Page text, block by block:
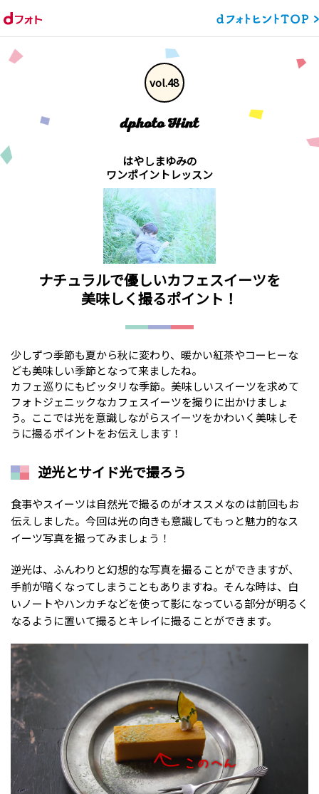
vol.48
はやしまゆみの
ワンポイントレッスン
ナチュラルで優しいカフェスイーツを
美味しく撮るポイント！
少しずつ季節も夏から秋に変わり、暖かい紅茶やコーヒーな
ども美味しい季節となって来ましたね。
カフェ巡りにもピッタリな季節。美味しいスイーツを求めて
フォトジェニックなカフェスイーツを撮りに出かけましょ
う。ここでは光を意識しながらスイーツをかわいく美味しそ
うに撮るポイントをお伝えします！
逆光とサイド光で撮ろう
食事やスイーツは自然光で撮るのがオススメなのは前回もお
伝えしました。今回は光の向きも意識してもっと魅力的なス
イーツ写真を撮ってみましょう！
逆光は、ふんわりと幻想的な写真を撮ることができますが、
手前が暗くなってしまうこともありますね。そんな時は、白
いノートやハンカチなどを使って影になっている部分が明るく
なるように置いて撮るとキレイに撮ることができます。